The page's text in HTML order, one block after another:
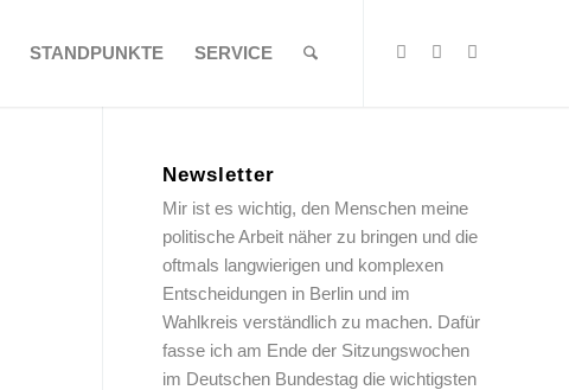
STANDPUNKTE SERVICE
Newsletter
Mir ist es wichtig, den Menschen meine
politische Arbeit näher zu bringen und die
oftmals langwierigen und komplexen
Entscheidungen in Berlin und im
Wahlkreis verständlich zu machen. Dafür
fasse ich am Ende der Sitzungswochen
im Deutschen Bundestag die wichtigsten